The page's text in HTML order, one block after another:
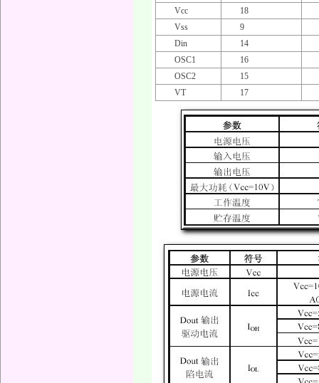
Vcc
18
Vss
9
Din
14
OSC1
16
OSC2
15
VT
17